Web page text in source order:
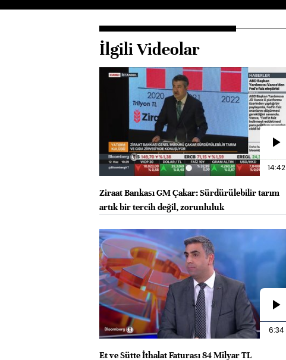
İlgili Videolar
14:42
Ziraat Bankası GM Çakar: Sürdürülebilir tarım
artık bir tercih değil, zorunluluk
6:34
Et ve Sütte İthalat Faturası 84 Milyar TL